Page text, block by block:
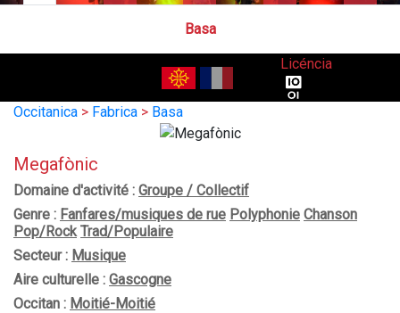
Basa
Licéncia
Occitanica > Fabrica > Basa
Megafònic
Domaine d'activité : Groupe / Collectif
Genre : Fanfares/musiques de rue Polyphonie Chanson
Pop/Rock Trad/Populaire
Secteur : Musique
Aire culturelle : Gascogne
Occitan : Moitié-Moitié